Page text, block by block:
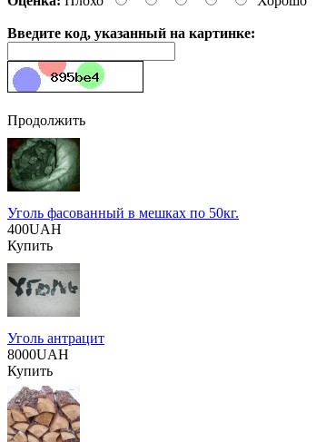
Введите код, указанный на картинке:
Продолжить
Уголь фасованный в мешках по 50кг.
400UAH
Купить
Уголь антрацит
8000UAH
Купить